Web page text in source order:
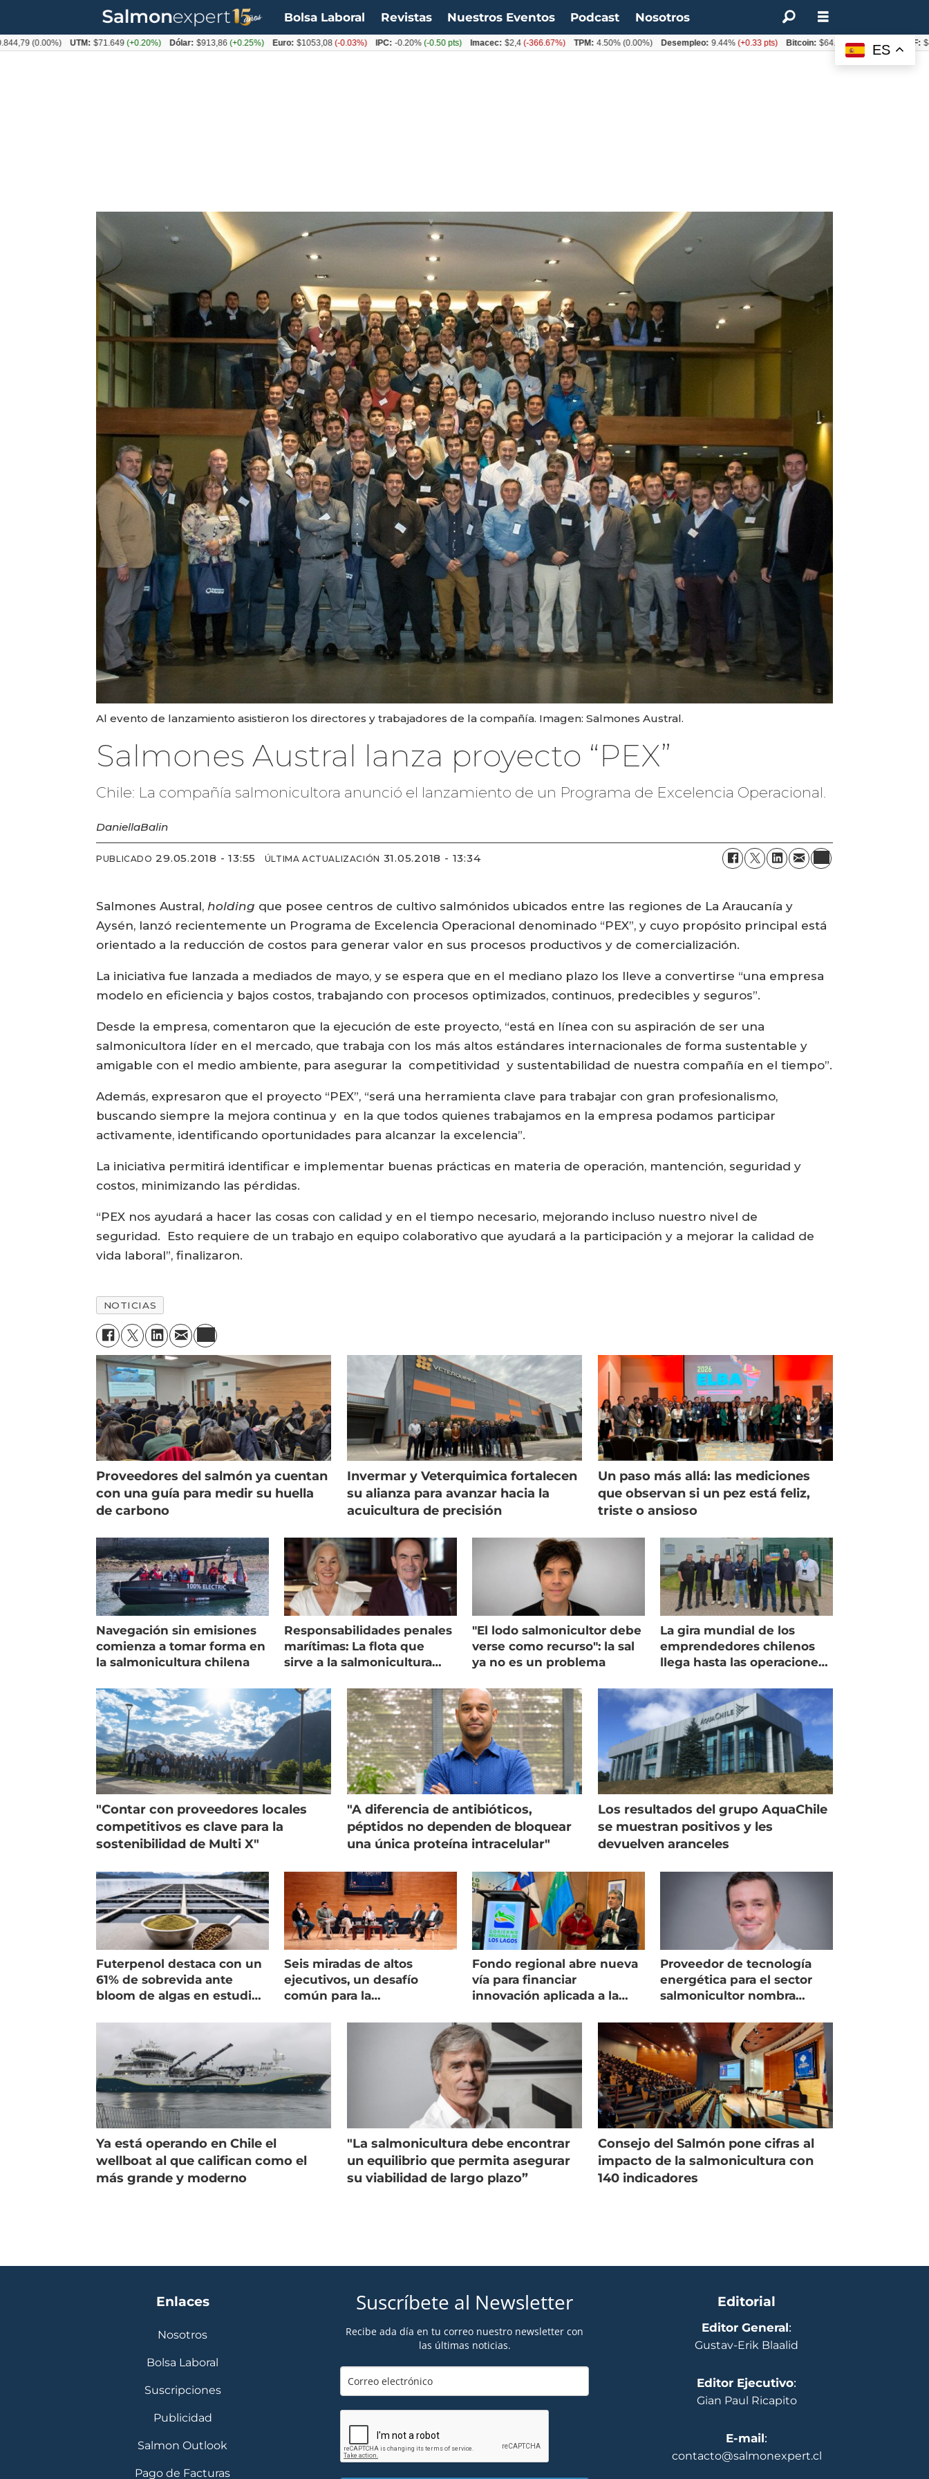
Bolsa Laboral Revistas Nuestros Eventos Podcast Nosotros
Al evento de lanzamiento asistieron los directores y trabajadores de la compañía. Imagen: Salmones Austral.
Salmones Austral lanza proyecto “PEX”
Chile: La compañía salmonicultora anunció el lanzamiento de un Programa de Excelencia Operacional.
DaniellaBalin
PUBLICADO 29.05.2018 - 13:55 ÚLTIMA ACTUALIZACIÓN 31.05.2018 - 13:34
Salmones Austral,holding que posee centros de cultivo salmónidos ubicados entre las regiones de La Araucanía y
Aysén, lanzó recientemente un Programa de Excelencia Operacional denominado “PEX”, y cuyo propósito principal está
orientado a la reducción de costos para generar valor en sus procesos productivos y de comercialización.
La iniciativa fue lanzada a mediados de mayo, y se espera que en el mediano plazo los lleve a convertirse “una empresa
modelo en eficiencia y bajos costos, trabajando con procesos optimizados, continuos, predecibles y seguros”.
Desde la empresa, comentaron que la ejecución de este proyecto, “está en línea con su aspiración de ser una
salmonicultora líder en el mercado, que trabaja con los más altos estándares internacionales de forma sustentable y
amigable con el medio ambiente, para asegurar la competitividad y sustentabilidad de nuestra compañía en el tiempo”.
Además, expresaron que el proyecto “PEX”, “será una herramienta clave para trabajar con gran profesionalismo,
buscando siempre la mejora continua y en la que todos quienes trabajamos en la empresa podamos participar
activamente, identificando oportunidades para alcanzar la excelencia”.
La iniciativa permitirá identificar e implementar buenas prácticas en materia de operación, mantención, seguridad y
costos, minimizando las pérdidas.
“PEX nos ayudará a hacer las cosas con calidad y en el tiempo necesario, mejorando incluso nuestro nivel de
seguridad. Esto requiere de un trabajo en equipo colaborativo que ayudará a la participación y a mejorar la calidad de
vida laboral”, finalizaron.
NOTICIAS
Proveedores del salmón ya cuentan
con una guía para medir su huella
de carbono
Invermar y Veterquimica fortalecen
su alianza para avanzar hacia la
acuicultura de precisión
Un paso más allá: las mediciones
que observan si un pez está feliz,
triste o ansioso
Navegación sin emisiones
comienza a tomar forma en
la salmonicultura chilena
Responsabilidades penales
marítimas: La flota que
sirve a la salmonicultura
"El lodo salmonicultor debe
verse como recurso": la sal
ya no es un problema
La gira mundial de los
emprendedores chilenos
llega hasta las operaciones
"Contar con proveedores locales
competitivos es clave para la
sostenibilidad de Multi X"
"A diferencia de antibióticos,
péptidos no dependen de bloquear
una única proteína intracelular"
Los resultados del grupo AquaChile
se muestran positivos y les
devuelven aranceles
Futerpenol destaca con un
61% de sobrevida ante
bloom de algas en estudio
Seis miradas de altos
ejecutivos, un desafío
común para la
Fondo regional abre nueva
vía para financiar
innovación aplicada a la
Proveedor de tecnología
energética para el sector
salmonicultor nombra
Ya está operando en Chile el
wellboat al que califican como el
más grande y moderno
"La salmonicultura debe encontrar
un equilibrio que permita asegurar
su viabilidad de largo plazo”
Consejo del Salmón pone cifras al
impacto de la salmonicultura con
140 indicadores
Enlaces
Nosotros
Bolsa Laboral
Suscripciones
Publicidad
Salmon Outlook
Pago de Facturas
Suscríbete al Newsletter
Recibe ada día en tu correo nuestro newsletter con
las últimas noticias.
Editorial
Editor General:
Gustav-Erik Blaalid
Editor Ejecutivo:
Gian Paul Ricapito
E-mail:
contacto@salmonexpert.cl
ES
(0.00%) UTM: $71.649(+0.20%) Dólar: $913,86(+0.25%) Euro: $1053,08(-0.03%) IPC: -0.20%(-0.50 pts) Imacec: $2,4(-366.67%) TPM: 4.50%(0.00%) Desempleo: 9.44%(+0.33 pts) Bitcoin: $64.600,08 (+2.93%)